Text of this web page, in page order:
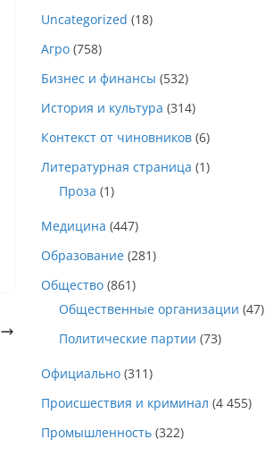
Uncategorized (18)
Агро (758)
Бизнес и финансы (532)
История и культура (314)
Контекст от чиновников (6)
Литературная страница (1)
Проза (1)
Медицина (447)
Образование (281)
Общество (861)
Общественные организации (47)
Политические партии (73)
Официально (311)
Происшествия и криминал (4 455)
Промышленность (322)